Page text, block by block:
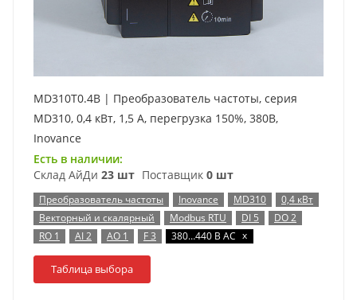
MD310T0.4B | Преобразователь частоты, серия
MD310, 0,4 кВт, 1,5 А, перегрузка 150%, 380B,
Inovance
Есть в наличии:
Склад АйДи 23 шт Поставщик 0 шт
Преобразователь частоты Inovance MD310
0,4 кВт
Векторный и скалярный
Modbus RTU DI 5
DO 2
RO 1
AI 2 AO 1 F 3 380…440 В AC x
Таблица выбора